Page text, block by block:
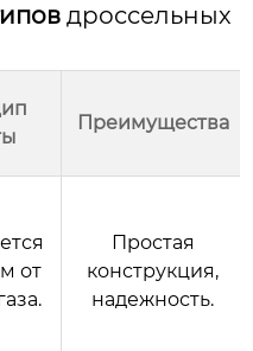
дроссельных
Преимущества
от
Простая
конструкция,
надежность.